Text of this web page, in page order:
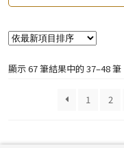
顯示 67 筆結果中的 37–48 筆
1 2